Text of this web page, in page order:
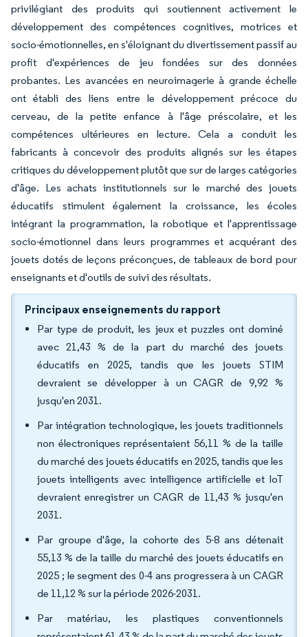
privilégiant des produits qui soutiennent activement le
développement des compétences cognitives, motrices et
socio-émotionnelles, en s'éloignant du divertissement passif au
profit d'expériences de jeu fondées sur des données
probantes. Les avancées en neuroimagerie à grande échelle
ont établi des liens entre le développement précoce du
cerveau, de la petite enfance à l'âge préscolaire, et les
compétences ultérieures en lecture. Cela a conduit les
fabricants à concevoir des produits alignés sur les étapes
critiques du développement plutôt que sur de larges catégories
d'âge. Les achats institutionnels sur le marché des jouets
éducatifs stimulent également la croissance, les écoles
intégrant la programmation, la robotique et l'apprentissage
socio-émotionnel dans leurs programmes et acquérant des
jouets dotés de leçons préconçues, de tableaux de bord pour
enseignants et d'outils de suivi des résultats.
Principaux enseignements du rapport
Par type de produit, les jeux et puzzles ont dominé
avec 21,43 % de la part du marché des jouets
éducatifs en 2025, tandis que les jouets STIM
devraient se développer à un CAGR de 9,92 %
jusqu'en 2031.
Par intégration technologique, les jouets traditionnels
non électroniques représentaient 56,11 % de la taille
du marché des jouets éducatifs en 2025, tandis que les
jouets intelligents avec intelligence artificielle et IoT
devraient enregistrer un CAGR de 11,43 % jusqu'en
2031.
Par groupe d'âge, la cohorte des 5-8 ans détenait
55,13 % de la taille du marché des jouets éducatifs en
2025 ; le segment des 0-4 ans progressera à un CAGR
de 11,12 % sur la période 2026-2031.
Par matériau, les plastiques conventionnels